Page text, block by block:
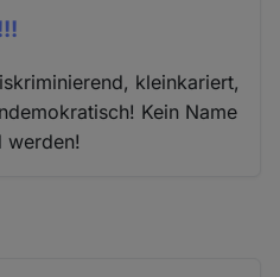
kleinkariert,
Kein Name
werden!